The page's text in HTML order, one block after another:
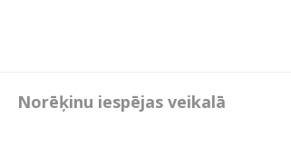
Norēķinu iespējas veikalā